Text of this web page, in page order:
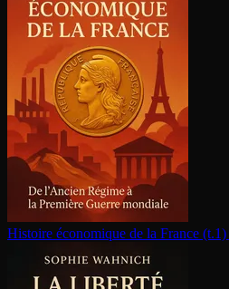
Histoire économique de la France (t.1)